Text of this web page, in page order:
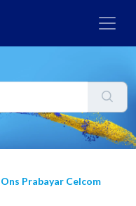
Prabayar Celcom